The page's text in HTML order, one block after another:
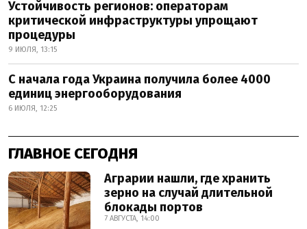
Устойчивость регионов: операторам
критической инфраструктуры упрощают
процедуры
9 ИЮЛЯ, 13:15
С начала года Украина получила более 4000
единиц энергооборудования
6 ИЮЛЯ, 12:25
ГЛАВНОЕ СЕГОДНЯ
Аграрии нашли, где хранить
зерно на случай длительной
блокады портов
7 АВГУСТА, 14:00